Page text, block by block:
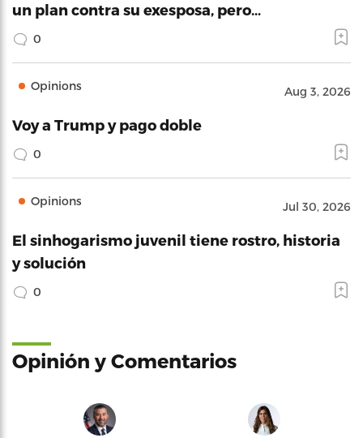
un plan contra su exesposa, pero…
0
Opinions Aug 3, 2026
Voy a Trump y pago doble
0
Opinions Jul 30, 2026
El sinhogarismo juvenil tiene rostro, historia
y solución
0
Opinión y Comentarios